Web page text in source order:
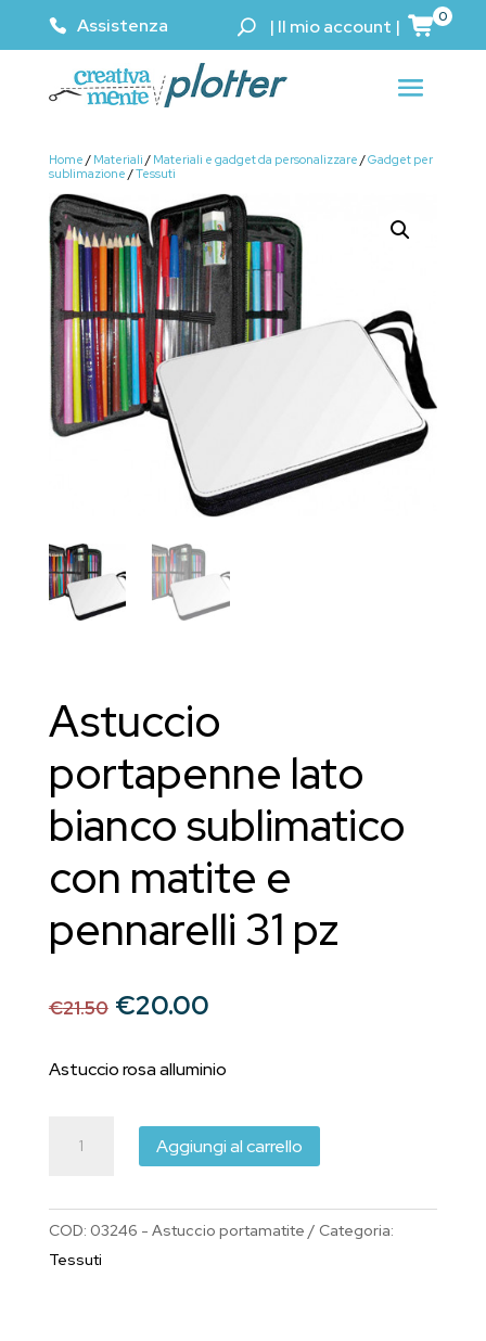
Assistenza | Il mio account | 0
Home / Materiali / Materiali e gadget da personalizzare /Gadget per
sublimazione /Tessuti
Astuccio
portapenne lato
bianco sublimatico
con matite e
pennarelli 31 pz
€21.50 Il
originale
€21.50.
€20.00Il
attuale
€20.00.
Astuccio rosa alluminio
portapenne
Aggiungi al carrello
COD: 03246 - Astuccio portamatite
Categoria:
Tessuti